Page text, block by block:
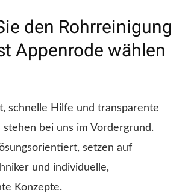
den Rohrreinigung
Appenrode wählen
schnelle Hilfe und transparente
bei uns im Vordergrund.
setzen auf
und individuelle,
Konzepte.